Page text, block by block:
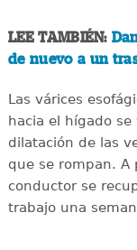
LEE TAMBIÉN:
de nuevo a un
Las várices
hacia el hígado
dilatación de las
que se rompan. A
conductor se
trabajo una